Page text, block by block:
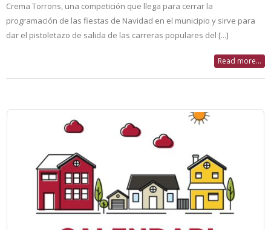
Crema Torrons, una competición que llega para cerrar la
programación de las fiestas de Navidad en el municipio y sirve para
dar el pistoletazo de salida de las carreras populares del [...]
Read more...